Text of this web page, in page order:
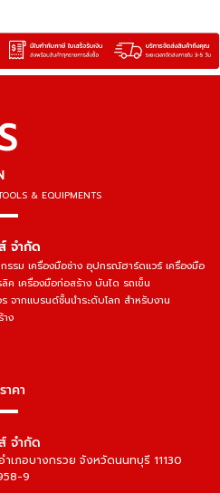
& EQUIPMENTS
จำกัด
รรม เครื่องมือช่าง อุปกรณ์ฮาร์ดแวร์ เครื่องมือ
ค เครื่องมือก่อสร้าง บันได รถเข็น
จากแบรนด์ชั้นนำระดับโลก สำหรับงาน
ง
คา
จำกัด
ภอบางกรวย จังหวัดนนทบุรี 11130
9